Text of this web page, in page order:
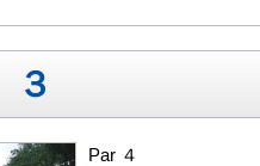
Par ４